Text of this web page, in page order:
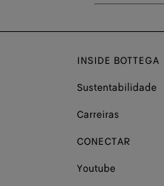
INSIDE BOTTEGA
Sustentabilidade
Carreiras
CONECTAR
Youtube